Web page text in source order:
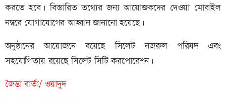
করতে হবে। বিস্তারিত তথ্যের জন্য আয়োজকদের দেওয়া মোবাইল
নম্বরে যোগাযোগের আহ্বান জানানো হয়েছে।
অনুষ্ঠানের আয়োজনে রয়েছে সিলেট নজরুল পরিষদ এবং
সহযোগিতায় রয়েছে সিলেট সিটি করপোরেশন।
জৈন্তা বার্তা/ ওয়াদুদ